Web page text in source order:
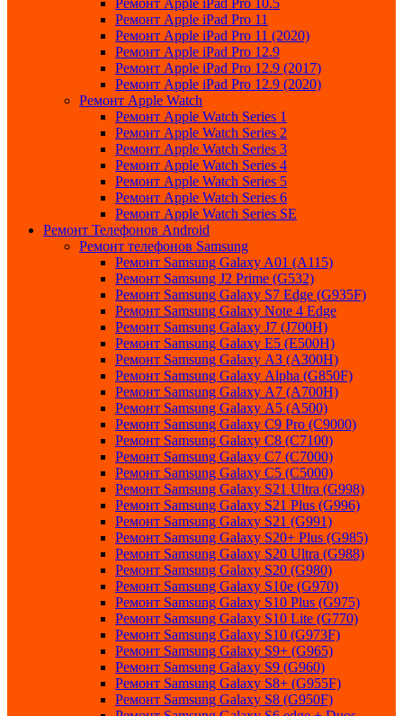
Ремонт Apple iPad Pro 10.5
Ремонт Apple iPad Pro 11
Ремонт Apple iPad Pro 11 (2020)
Ремонт Apple iPad Pro 12.9
Ремонт Apple iPad Pro 12.9 (2017)
Ремонт Apple iPad Pro 12.9 (2020)
Ремонт Apple Watch
Ремонт Apple Watch Series 1
Ремонт Apple Watch Series 2
Ремонт Apple Watch Series 3
Ремонт Apple Watch Series 4
Ремонт Apple Watch Series 5
Ремонт Apple Watch Series 6
Ремонт Apple Watch Series SE
Ремонт Телефонов Android
Ремонт телефонов Samsung
Ремонт Samsung Galaxy A01 (A115)
Ремонт Samsung J2 Prime (G532)
Ремонт Samsung Galaxу S7 Edge (G9З5F)
Ремонт Samsung Galaxу Note 4 Edge
Ремонт Samsung Galaxу J7 (J700H)
Ремонт Samsung Galaxу E5 (E500H)
Ремонт Samsung Galaxу AЗ (AЗ00H)
Ремонт Samsung Galaxу Alpha (G850F)
Ремонт Samsung Galaxу A7 (A700H)
Ремонт Samsung Galaxу A5 (A500)
Ремонт Samsung Galaxy С9 Pro (C9000)
Ремонт Samsung Galaxy С8 (C7100)
Ремонт Samsung Galaxy С7 (C7000)
Ремонт Samsung Galaxy С5 (C5000)
Ремонт Samsung Galaxy S21 Ultra (G998)
Ремонт Samsung Galaxy S21 Plus (G996)
Ремонт Samsung Galaxy S21 (G991)
Ремонт Samsung Galaxy S20+ Plus (G985)
Ремонт Samsung Galaxy S20 Ultra (G988)
Ремонт Samsung Galaxy S20 (G980)
Ремонт Samsung Galaxy S10e (G970)
Ремонт Samsung Galaxy S10 Plus (G975)
Ремонт Samsung Galaxy S10 Lite (G770)
Ремонт Samsung Galaxy S10 (G973F)
Ремонт Samsung Galaxy S9+ (G965)
Ремонт Samsung Galaxy S9 (G960)
Ремонт Samsung Galaxy S8+ (G955F)
Ремонт Samsung Galaxy S8 (G950F)